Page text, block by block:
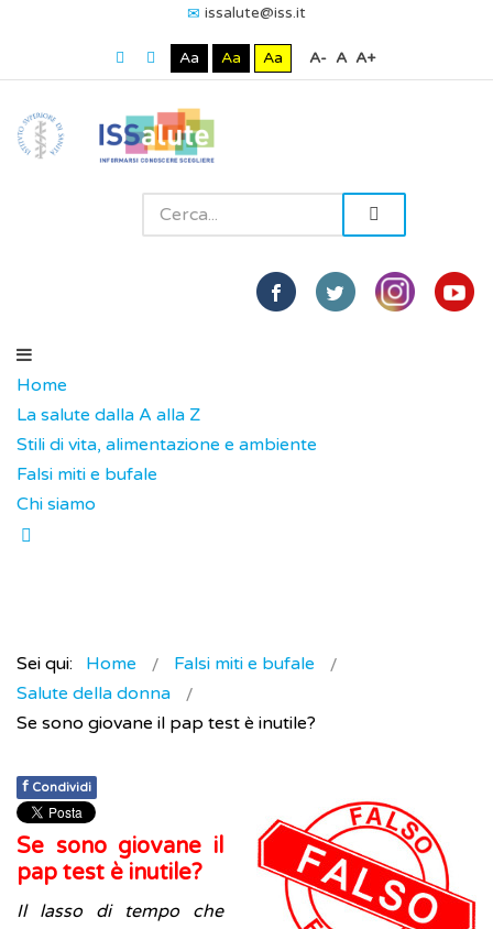
issalute@iss.it
Aa Aa Aa A- A A+
Home
La salute dalla A alla Z
Stili di vita, alimentazione e ambiente
Falsi miti e bufale
Chi siamo
Sei qui: Home
Falsi miti e bufale
Salute della donna
Se sono giovane il pap test è inutile?
f Condividi
Se sono giovane il
pap test è inutile?
Il lasso di tempo che